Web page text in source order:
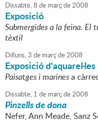
Dissabte,8 de marçde2008
Exposició
Submergides a la feina. El
tèxtil
Dilluns,3 de marçde2008
Exposició d'aquarel·les
Paisatges i marinesa
Dissabte, 1 de marçde2008
Pinzells de dona
Nefer, Ann Meade, Sanz